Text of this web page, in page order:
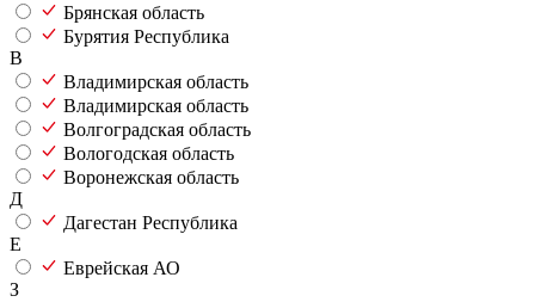
Брянская область
Бурятия Республика
В
Владимирская область
Владимирская область
Волгоградская область
Вологодская область
Воронежская область
Д
Дагестан Республика
Е
Еврейская АО
З